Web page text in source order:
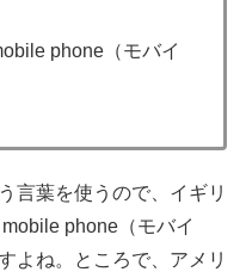
phone（モバイ
言葉を使うので、イギリ
phone（モバイ
よね。ところで、アメリ